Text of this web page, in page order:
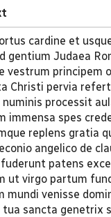
cardine et
gentium Judaea
vestrum principem
Christi pervia
numinis processit
immensa spes
replens gratia
angelico de
patens
ut virgo partum
mundi venisse
tua sancta genetrix